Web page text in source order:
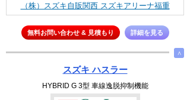
（株）スズキ自販関西 スズキアリーナ福重
無料お問い合わせ & 見積もり 詳細を見る
∧
スズキ ハスラー
HYBRID G 3型 車線逸脱抑制機能